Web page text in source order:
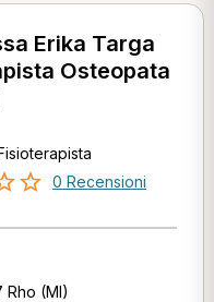
Erika Targa
Osteopata
0 Recensioni
Rho (MI)